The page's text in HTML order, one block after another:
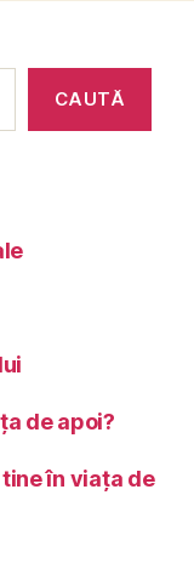
CAUTĂ
de apoi?
în viața de